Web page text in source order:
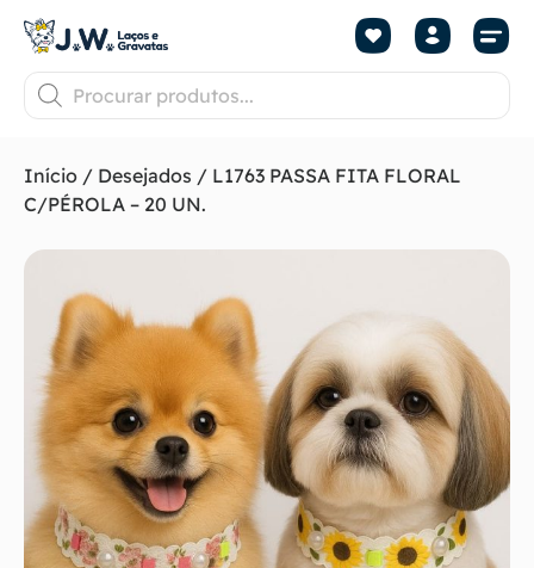
Início / Desejados / L1763 PASSA FITA FLORAL
C/PÉROLA – 20 UN.